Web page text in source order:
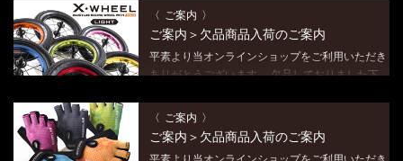
だいておりましたユーザー様には、長々とお待た
せいたしまして大変申し訳ございませんでした。
[…]
ご案内
ご案内＞欠品商品入荷のご案内
平素より当オンラインショップをご利用いただき
ありがとうございます。 欠品しておりました下
だいておりましたユーザー様には、長々とお待た
せいたしまして大変申し訳ございませんでした。
[…]
ご案内
ご案内＞欠品商品入荷のご案内